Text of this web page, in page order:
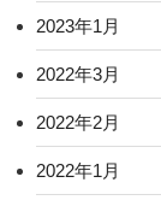
2023年1月
2022年3月
2022年2月
2022年1月